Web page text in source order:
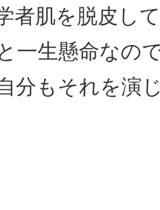
者肌を脱皮し
一生懸命なの
分もそれを演